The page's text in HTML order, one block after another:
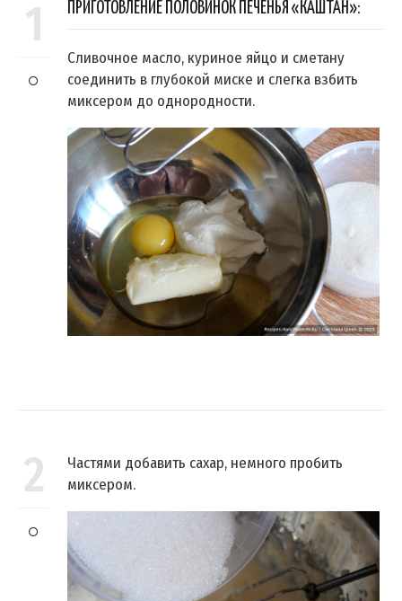
1 ПРИГОТОВЛЕНИЕ ПОЛОВИНОК ПЕЧЕНЬЯ «КАШТАН»:
Сливочное масло, куриное яйцо и сметану
соединить в глубокой миске и слегка взбить
миксером до однородности.
2
Частями добавить сахар, немного пробить
миксером.